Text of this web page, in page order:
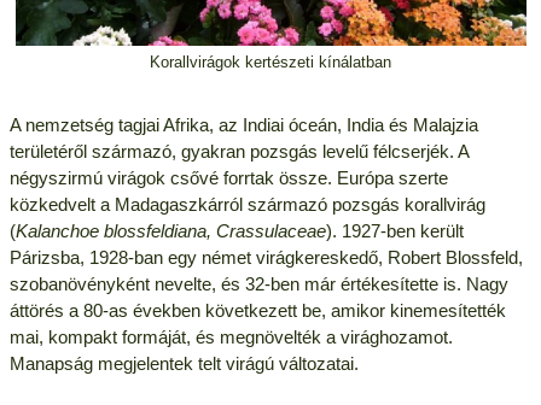
Korallvirágok kertészeti kínálatban
A nemzetség tagjai Afrika, az Indiai óceán, India és Malajzia
területéről származó, gyakran pozsgás levelű félcserjék. A
négyszirmú virágok csővé forrtak össze. Európa szerte
közkedvelt a Madagaszkárról származó pozsgás korallvirág
(Kalanchoe blossfeldiana, Crassulaceae). 1927-ben került
Párizsba, 1928-ban egy német virágkereskedő, Robert Blossfeld,
szobanövényként nevelte, és 32-ben már értékesítette is. Nagy
áttörés a 80-as években következett be, amikor kinemesítették
mai, kompakt formáját, és megnövelték a virághozamot.
Manapság megjelentek telt virágú változatai.